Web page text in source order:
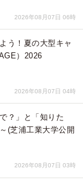
2026年08月07日 06時
う！夏の大型キャ
）2026
2026年08月07日 04時
？」と「知りた
(芝浦工業大学公開
2026年08月07日 03時